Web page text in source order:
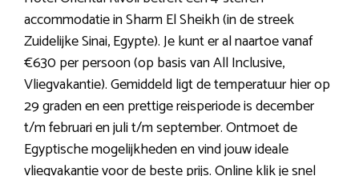
accommodatie in Sharm El Sheikh (in de streek
Zuidelijke Sinai, Egypte). Je kunt er al naartoe vanaf
€630 per persoon (op basis van All Inclusive,
Vliegvakantie). Gemiddeld ligt de temperatuur hier op
29 graden en een prettige reisperiode is december
t/m februari en juli t/m september. Ontmoet de
Egyptische mogelijkheden en vind jouw ideale
vliegvakantie voor de beste prijs. Online klik je snel